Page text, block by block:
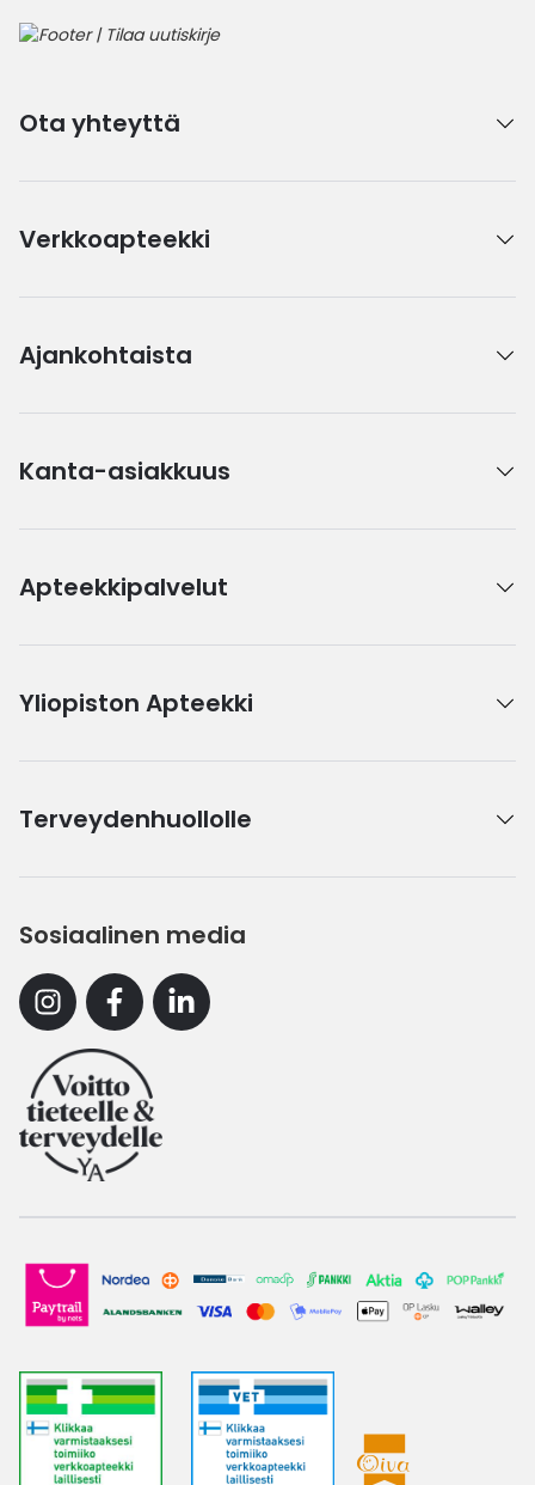
Ota yhteyttä
Verkkoapteekki
Ajankohtaista
Kanta-asiakkuus
Apteekkipalvelut
Yliopiston Apteekki
Terveydenhuollolle
Sosiaalinen media
InstagramFacebookLinkedin